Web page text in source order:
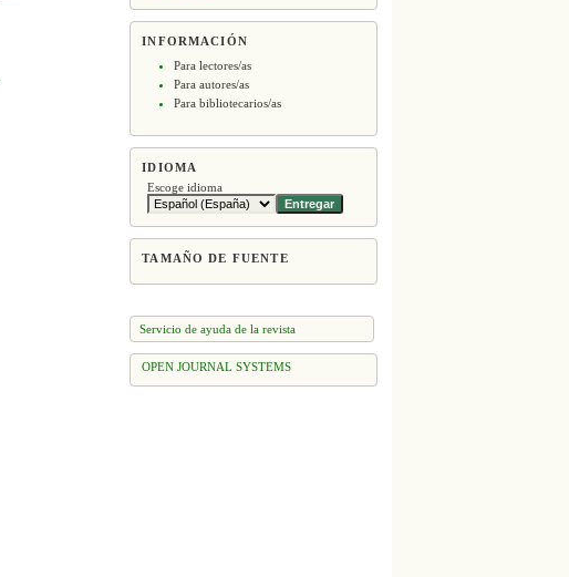
INFORMACIÓN
Para lectores/as
Para autores/as
Para bibliotecarios/as
IDIOMA
Escoge idioma
TAMAÑO DE FUENTE
Servicio de ayuda de la revista
OPEN JOURNAL SYSTEMS